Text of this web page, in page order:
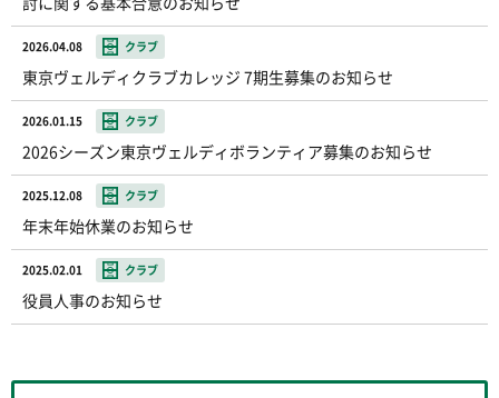
2026.04.08 クラブ
東京ヴェルディクラブカレッジ 7期生募集のお知らせ
2026.01.15 クラブ
2026シーズン東京ヴェルディボランティア募集のお知らせ
2025.12.08 クラブ
年末年始休業のお知らせ
2025.02.01 クラブ
役員人事のお知らせ